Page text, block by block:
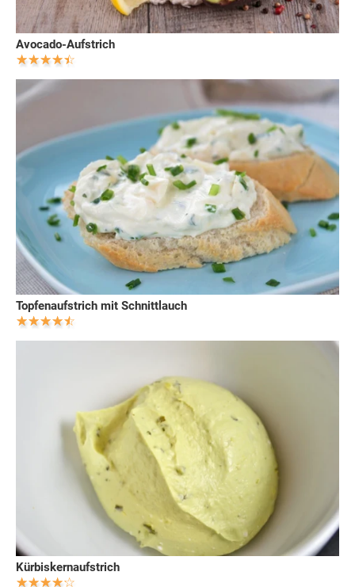
Avocado-Aufstrich
Topfenaufstrich mit Schnittlauch
Kürbiskernaufstrich